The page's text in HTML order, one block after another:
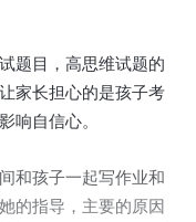
题目，高思维试题的
家长担心的是孩子考
响自信心。
和孩子一起写作业和
的指导，主要的原因